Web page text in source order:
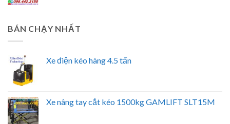
BÁN CHẠY NHẤT
Xe điện kéo hàng 4.5 tấn
Xe nâng tay cắt kéo 1500kg GAMLIFT SLT15M